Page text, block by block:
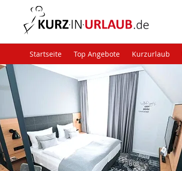
Startseite Top Angebote Kurzurlaub